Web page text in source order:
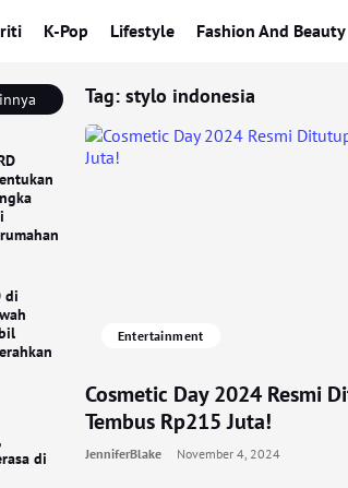
K-Pop Lifestyle Fashion And Beauty
di
di
Tag: stylo indonesia
Entertainment
Cosmetic Day 2024 Resmi
Tembus Rp215 Juta!
JenniferBlake November 4, 2024